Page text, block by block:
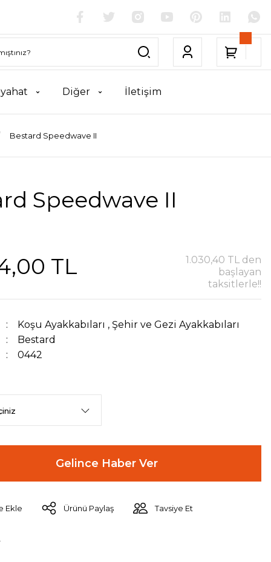
Diğer İletişim
Bestard Speedwave II
Speedwave II
TL
1.030,40 TL den
başlayan
taksitlerle!!
Koşu Ayakkabıları , Şehir ve Gezi Ayakkabıları
Bestard
0442
Gelince Haber Ver
Ürünü Paylaş Tavsiye Et